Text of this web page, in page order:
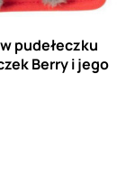
pudełeczku
Berry i jego